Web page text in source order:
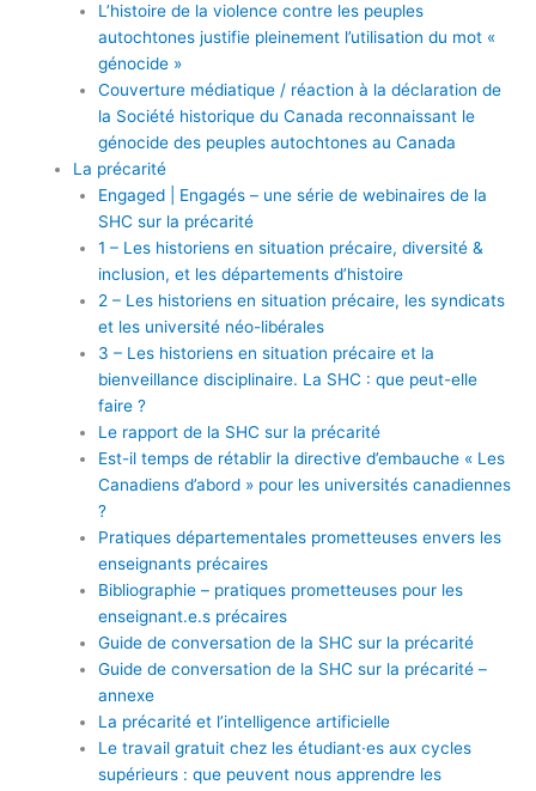
L’histoire de la violence contre les peuples
autochtones justifie pleinement l’utilisation du mot «
génocide »
Couverture médiatique / réaction à la déclaration de
la Société historique du Canada reconnaissant le
génocide des peuples autochtones au Canada
La précarité
Engaged | Engagés – une série de webinaires de la
SHC sur la précarité
1 – Les historiens en situation précaire, diversité &
inclusion, et les départements d’histoire
2 – Les historiens en situation précaire, les syndicats
et les université néo-libérales
3 – Les historiens en situation précaire et la
bienveillance disciplinaire. La SHC : que peut-elle
faire ?
Le rapport de la SHC sur la précarité
Est-il temps de rétablir la directive d’embauche « Les
Canadiens d’abord » pour les universités canadiennes
?
Pratiques départementales prometteuses envers les
enseignants précaires
Bibliographie – pratiques prometteuses pour les
enseignant.e.s précaires
Guide de conversation de la SHC sur la précarité
Guide de conversation de la SHC sur la précarité –
annexe
La précarité et l’intelligence artificielle
Le travail gratuit chez les étudiant·es aux cycles
supérieurs : que peuvent nous apprendre les